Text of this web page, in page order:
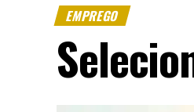
EMPREGO